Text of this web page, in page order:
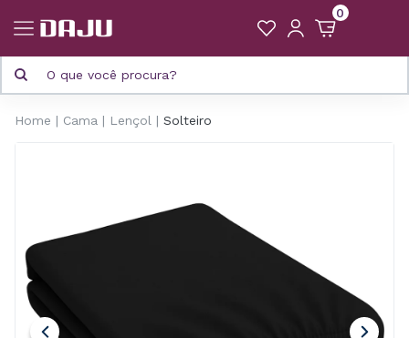
0
Home Cama Lençol Solteiro